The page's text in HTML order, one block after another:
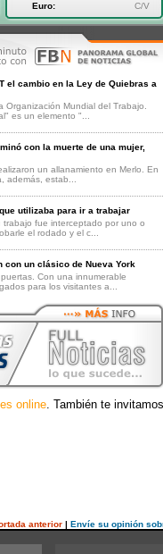
Euro:
C/V
el cambio en la Ley de Quiebras a
Mundial del Trabajo.
es un elemento "...
con la muerte de una mujer,
un allanamiento en Merlo. En
además, estab...
utilizaba para ir a trabajar
fue interceptado por uno o
el rodado y el c...
un clásico de Nueva York
Con una innumerable
para los visitantes a...
online. También te invitamos
anterior| Envíe su opinión